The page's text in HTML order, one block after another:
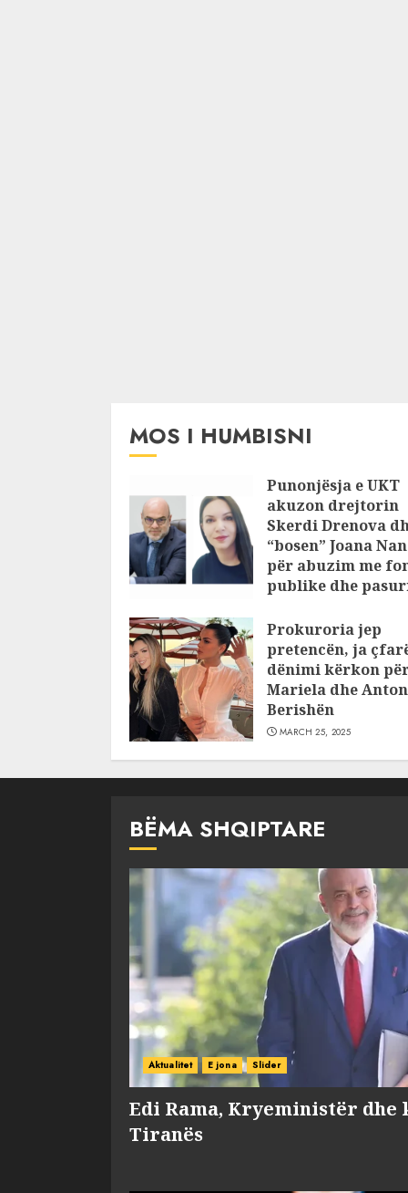
MOS I HUMBISNI
Punonjësja e UKT
akuzon drejtorin
Skerdi Drenova
“bosen” Joana
për abuzim me
publike dhe
JULY 24, 2025
Prokuroria jep
pretencën, ja
dënimi kërkon
Mariela dhe
Berishën
MARCH 25, 2025
BËMA SHQIPTARE
Aktualitet E jona Slider
Edi Rama, Kryeministër
Tiranës